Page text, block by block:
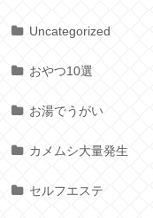
Uncategorized
おやつ10選
お湯でうがい
カメムシ大量発生
セルフエステ